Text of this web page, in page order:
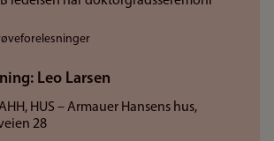
Leo Larsen
HUS – Armauer Hansens hus,
28